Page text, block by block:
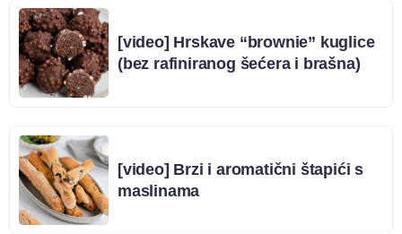
[video] Hrskave “brownie” kuglice
(bez rafiniranog šećera i brašna)
[video] Brzi i aromatični štapići s
maslinama